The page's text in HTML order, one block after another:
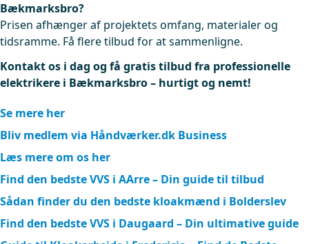
Bækmarksbro?
Prisen afhænger af projektets omfang, materialer og
tidsramme. Få flere tilbud for at sammenligne.
Kontakt os i dag og få gratis tilbud fra professionelle
elektrikere i Bækmarksbro – hurtigt og nemt!
Se mere her
Bliv medlem via Håndværker.dk Business
Læs mere om os her
Find den bedste VVS i AArre – Din guide til tilbud
Sådan finder du den bedste kloakmænd i Bolderslev
Find den bedste VVS i Daugaard – Din ultimative guide